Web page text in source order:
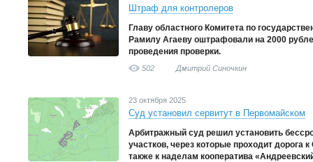
Штраф для контролеров
Главу областного Комитета по
Рамилу Агаеву оштрафовали на 2000
проведения проверки.
502 Дмитрий Синочкин
23 октября 2025
Суд установил сервитут в Первомайском
Арбитражный суд решил установить
участков, через которые проходит дорога
также к наделам кооператива